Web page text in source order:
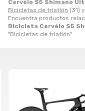
Cervélo S5 Shimano
Bicicletas de triatlón (31)
Encuentra productos
Bicicleta Cervélo S5
"Bicicletas de triatlón".